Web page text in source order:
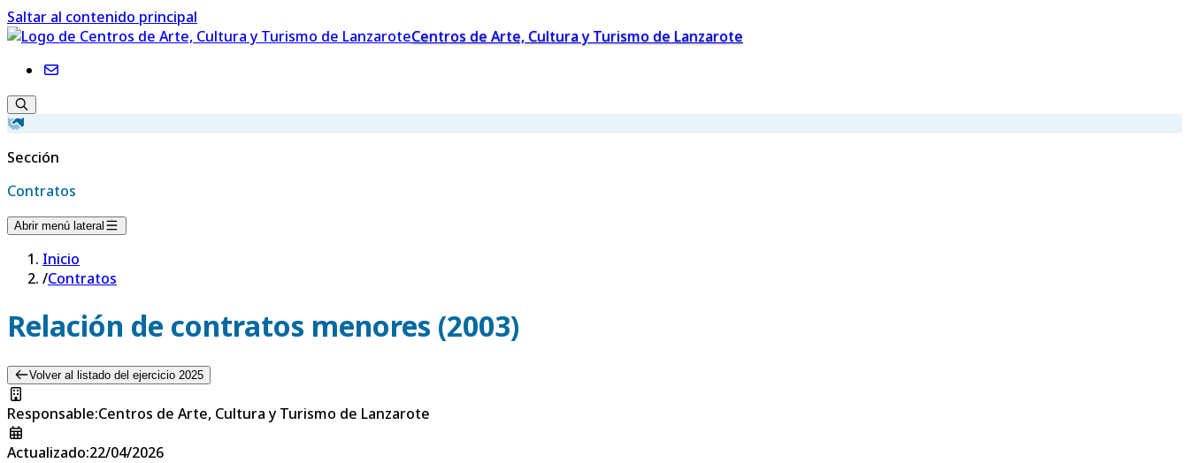
Saltar al contenido principal
Centros de Arte, Cultura y Turismo de Lanzarote
Sección
Contratos
Abrir menú lateral
Inicio
/Contratos
Relación de contratos menores (2003)
Volver al listado del ejercicio 2025
Responsable:Centros de Arte, Cultura y Turismo de Lanzarote
Actualizado:22/04/2026